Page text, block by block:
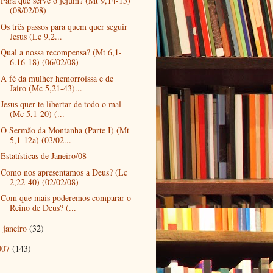
(08/02/08)
Os três passos para quem quer seguir
Jesus (Lc 9,2...
Qual a nossa recompensa? (Mt 6,1-
6.16-18) (06/02/08)
A fé da mulher hemorroíssa e de
Jairo (Mc 5,21-43)...
Jesus quer te libertar de todo o mal
(Mc 5,1-20) (...
O Sermão da Montanha (Parte I) (Mt
5,1-12a) (03/02...
Estatísticas de Janeiro/08
Como nos apresentamos a Deus? (Lc
2,22-40) (02/02/08)
Com que mais poderemos comparar o
Reino de Deus? (...
janeiro (32)
(143)